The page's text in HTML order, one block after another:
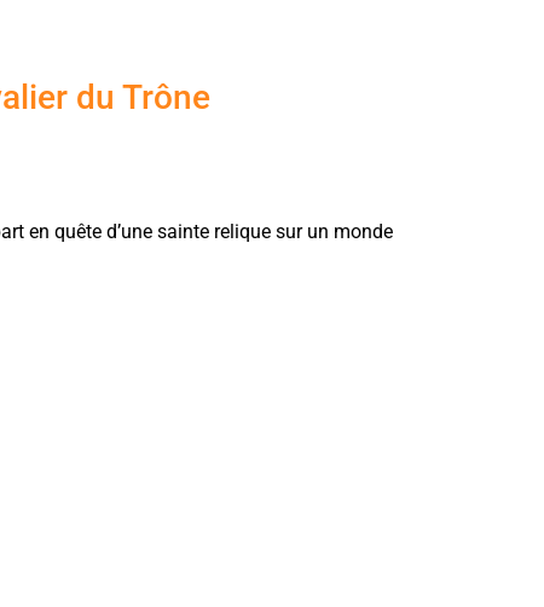
du Trône
en quête d’une sainte relique sur un monde